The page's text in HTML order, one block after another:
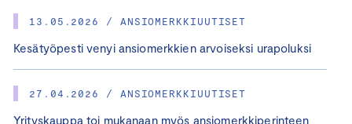
13.05.2026 / ANSIOMERKKIUUTISET
Kesätyöpesti venyi ansiomerkkien arvoiseksi urapoluksi
27.04.2026 / ANSIOMERKKIUUTISET
Yrityskauppa toi mukanaan myös ansiomerkkiperinteen